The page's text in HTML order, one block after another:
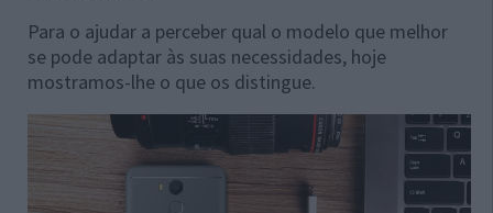
Para o ajudar a perceber qual o modelo que melhor
se pode adaptar às suas necessidades, hoje
mostramos-lhe o que os distingue.